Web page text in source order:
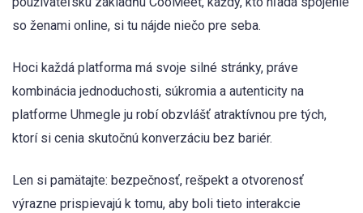
so ženami online, si tu nájde niečo pre seba.
Hoci každá platforma má svoje silné stránky, práve
kombinácia jednoduchosti, súkromia a autenticity na
platforme Uhmegle ju robí obzvlášť atraktívnou pre tých,
ktorí si cenia skutočnú konverzáciu bez bariér.
Len si pamätajte: bezpečnosť, rešpekt a otvorenosť
výrazne prispievajú k tomu, aby boli tieto interakcie